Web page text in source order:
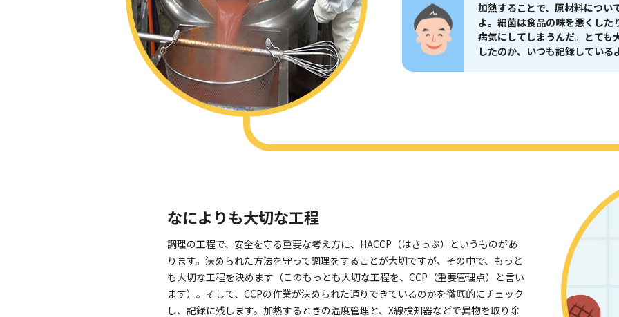
加熱することで、原材料につい
よ。細菌は食品の味を悪くした
病気にしてしまうんだ。とて
したのか、いつも記録している
なによりも大切な工程
調理の工程で、安全を守る重要な考え方に、HACCP（はさっぷ）というものがあ
ります。決められた方法を守って調理をすることが大切ですが、その中で、もっと
も大切な工程を決めます（このもっとも大切な工程を、CCP（重要管理点）と言い
ます）。そして、CCPの作業が決められた通りできているのかを徹底的にチェック
し、記録に残します。加熱するときの温度管理と、X線検知器などで異物を取り除